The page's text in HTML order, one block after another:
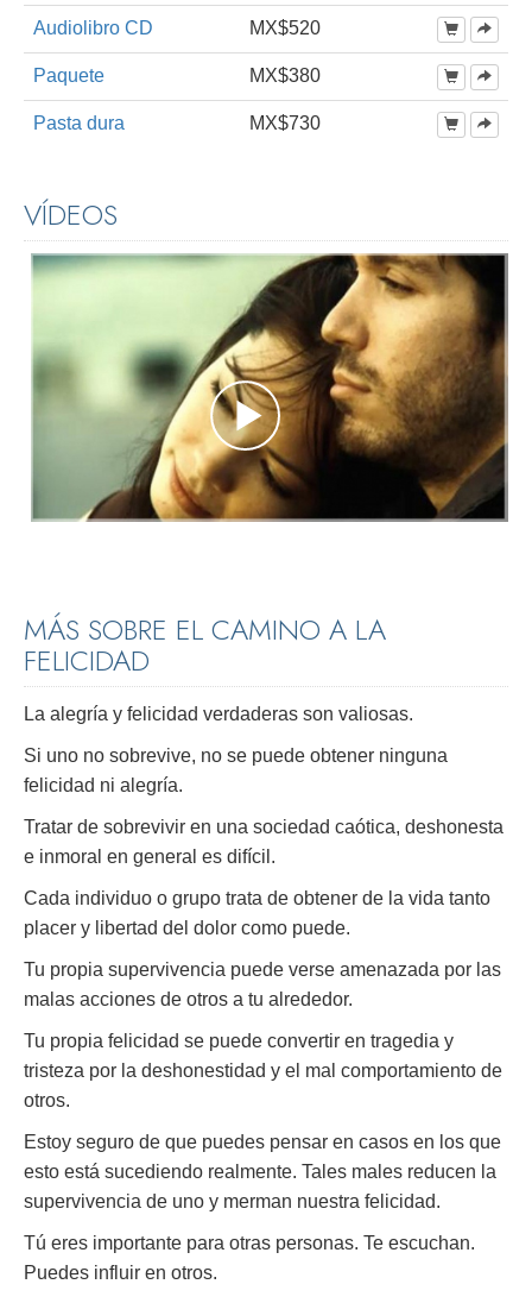
Audiolibro CD MX$520
Paquete MX$380
Pasta dura MX$730
VÍDEOS
MÁS SOBRE EL CAMINO A LA
FELICIDAD
La alegría y felicidad verdaderas son valiosas.
Si uno no sobrevive, no se puede obtener ninguna
felicidad ni alegría.
Tratar de sobrevivir en una sociedad caótica, deshonesta
e inmoral en general es difícil.
Cada individuo o grupo trata de obtener de la vida tanto
placer y libertad del dolor como puede.
Tu propia supervivencia puede verse amenazada por las
malas acciones de otros a tu alrededor.
Tu propia felicidad se puede convertir en tragedia y
tristeza por la deshonestidad y el mal comportamiento de
otros.
Estoy seguro de que puedes pensar en casos en los que
esto está sucediendo realmente. Tales males reducen la
supervivencia de uno y merman nuestra felicidad.
Tú eres importante para otras personas. Te escuchan.
Puedes influir en otros.